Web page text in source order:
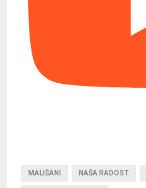
MALIŠANI NAŠA RADOST